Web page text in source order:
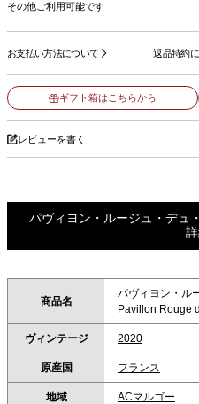
その他ご利用可能です
お支払い方法について 返品特約
ギフト箱はこちらから
レビューを書く
パヴィヨン・ルージュ・デュ
商品名
パヴィヨン・ル
Pavillon Rouge
ヴィンテージ 2020
原産国 フランス
地域 ACマルゴー